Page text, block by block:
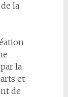
la
la
et
de